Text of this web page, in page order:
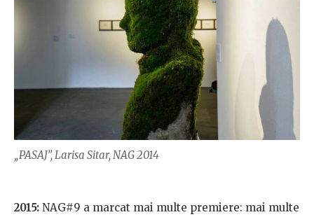
„PASAJ”, Larisa Sitar, NAG 2014
2015: NAG#9 a marcat mai multe premiere: mai multe